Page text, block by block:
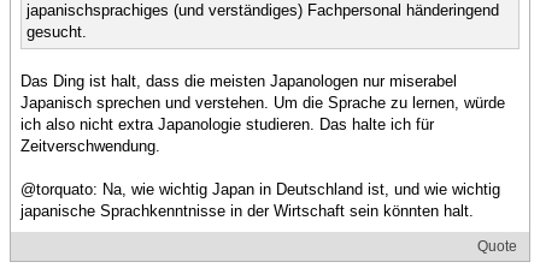
japanischsprachiges (und verständiges) Fachpersonal händeringend
gesucht.
Das Ding ist halt, dass die meisten Japanologen nur miserabel
Japanisch sprechen und verstehen. Um die Sprache zu lernen, würde
ich also nicht extra Japanologie studieren. Das halte ich für
Zeitverschwendung.
@torquato: Na, wie wichtig Japan in Deutschland ist, und wie wichtig
japanische Sprachkenntnisse in der Wirtschaft sein könnten halt.
Quote